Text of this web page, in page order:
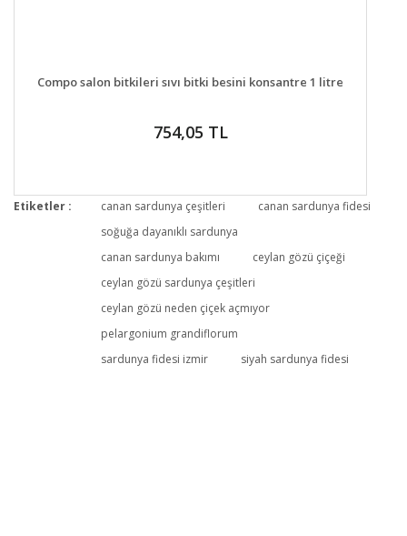
DETAYLAR
Compo salon bitkileri sıvı bitki besini konsantre 1 litre
754,05 TL
Etiketler : canan sardunya çeşitleri
canan sardunya fidesi
soğuğa dayanıklı sardunya
canan sardunya bakımı
ceylan gözü çiçeği
ceylan gözü sardunya çeşitleri
ceylan gözü neden çiçek açmıyor
pelargonium grandiflorum
sardunya fidesi izmir
siyah sardunya fidesi